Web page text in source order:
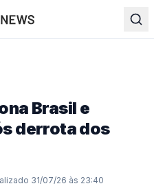
Brasil e
derrota dos
31/07/26 às 23:40